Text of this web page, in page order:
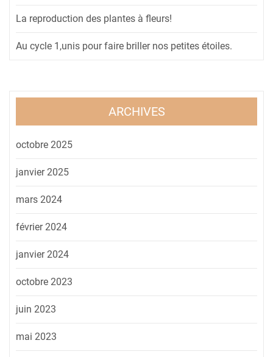
La reproduction des plantes à fleurs!
Au cycle 1,unis pour faire briller nos petites étoiles.
ARCHIVES
octobre 2025
janvier 2025
mars 2024
février 2024
janvier 2024
octobre 2023
juin 2023
mai 2023